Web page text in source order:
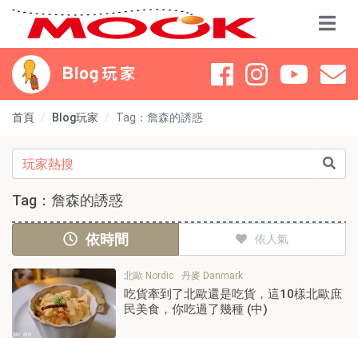
首頁 Blog玩家 Tag：詹森的誘惑
Tag：詹森的誘惑
依時間 依人氣
北歐 Nordic 丹麥 Danmark
吃貨牽到了北歐還是吃貨，這10樣北歐庶
民美食，你吃過了幾種 (中)